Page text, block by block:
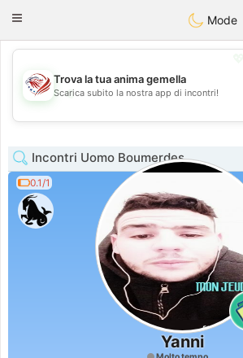
StatesDating
Toggle
Mode
💖
💕
Trova la tua anima gemella
Scarica subito la nostra app di incontri!
Incontri Uomo Boumerdes
0.1/1
Yanni